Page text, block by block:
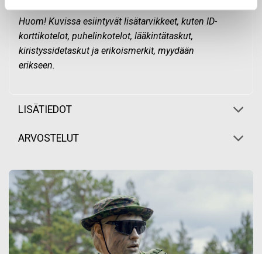
Huom! Kuvissa esiintyvät lisätarvikkeet, kuten ID-
korttikotelot, puhelinkotelot, lääkintätaskut,
kiristyssidetaskut ja erikoismerkit, myydään
erikseen.
LISÄTIEDOT
ARVOSTELUT